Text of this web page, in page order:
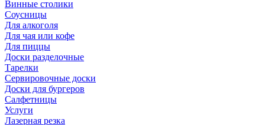
Винные столики
Соусницы
Для алкоголя
Для чая или кофе
Для пиццы
Доски разделочные
Тарелки
Сервировочные доски
Доски для бургеров
Салфетницы
Услуги
Лазерная резка